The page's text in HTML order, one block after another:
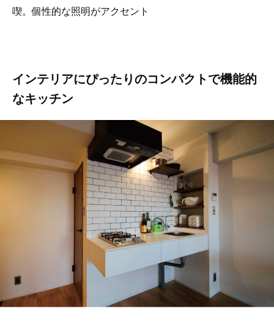
喫。個性的な照明がアクセント
インテリアにぴったりのコンパクトで機能的
なキッチン